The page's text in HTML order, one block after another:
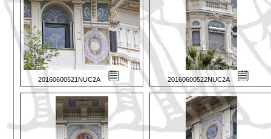
20160600521NUC2A 20160600522NUC2A